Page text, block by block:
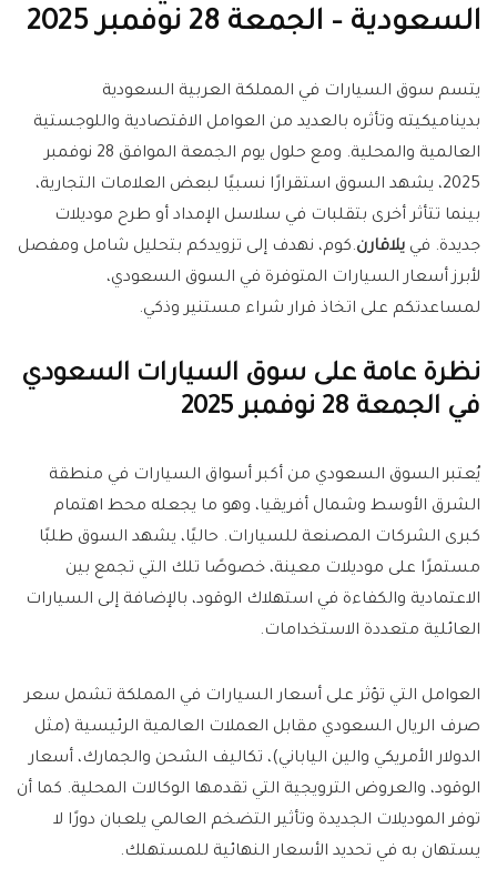
السعودية – الجمعة 28 نوفمبر 2025
يتسم سوق السيارات في المملكة العربية السعودية
بديناميكيته وتأثره بالعديد من العوامل الاقتصادية واللوجستية
العالمية والمحلية. ومع حلول يوم الجمعة الموافق 28 نوفمبر
2025، يشهد السوق استقرارًا نسبيًا لبعض العلامات التجارية،
بينما تتأثر أخرى بتقلبات في سلاسل الإمداد أو طرح موديلات
جديدة. في يلاقارن.كوم، نهدف إلى تزويدكم بتحليل شامل ومفصل
لأبرز أسعار السيارات المتوفرة في السوق السعودي،
لمساعدتكم على اتخاذ قرار شراء مستنير وذكي.
نظرة عامة على سوق السيارات السعودي
في الجمعة 28 نوفمبر 2025
يُعتبر السوق السعودي من أكبر أسواق السيارات في منطقة
الشرق الأوسط وشمال أفريقيا، وهو ما يجعله محط اهتمام
كبرى الشركات المصنعة للسيارات. حاليًا، يشهد السوق طلبًا
مستمرًا على موديلات معينة، خصوصًا تلك التي تجمع بين
الاعتمادية والكفاءة في استهلاك الوقود، بالإضافة إلى السيارات
العائلية متعددة الاستخدامات.
العوامل التي تؤثر على أسعار السيارات في المملكة تشمل سعر
صرف الريال السعودي مقابل العملات العالمية الرئيسية (مثل
الدولار الأمريكي والين الياباني)، تكاليف الشحن والجمارك، أسعار
الوقود، والعروض الترويجية التي تقدمها الوكالات المحلية. كما أن
توفر الموديلات الجديدة وتأثير التضخم العالمي يلعبان دورًا لا
يستهان به في تحديد الأسعار النهائية للمستهلك.